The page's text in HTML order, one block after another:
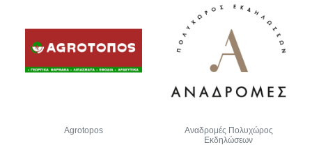
Agrotopos
Αναδρομές Πολυχώρος
Εκδηλώσεων